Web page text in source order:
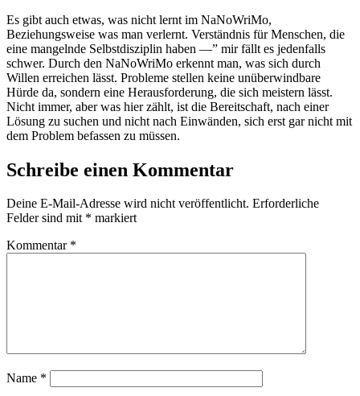
Es gibt auch etwas, was nicht lernt im NaNoWriMo,
Beziehungsweise was man verlernt. Verständnis für Menschen, die
eine mangelnde Selbstdisziplin haben —” mir fällt es jedenfalls
schwer. Durch den NaNoWriMo erkennt man, was sich durch
Willen erreichen lässt. Probleme stellen keine unüberwindbare
Hürde da, sondern eine Herausforderung, die sich meistern lässt.
Nicht immer, aber was hier zählt, ist die Bereitschaft, nach einer
Lösung zu suchen und nicht nach Einwänden, sich erst gar nicht mit
dem Problem befassen zu müssen.
Schreibe einen Kommentar
Deine E-Mail-Adresse wird nicht veröffentlicht. Erforderliche
Felder sind mit * markiert
Kommentar *
Name *